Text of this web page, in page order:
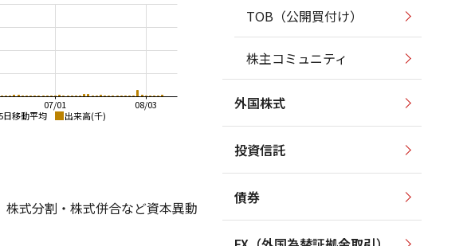
日移動平均 出来高(千)
08/03
07/01
500
1,500
式分割・株式併合など資本異動
TOB（公開買付け）
株主コミュニティ
外国株式
投資信託
債券